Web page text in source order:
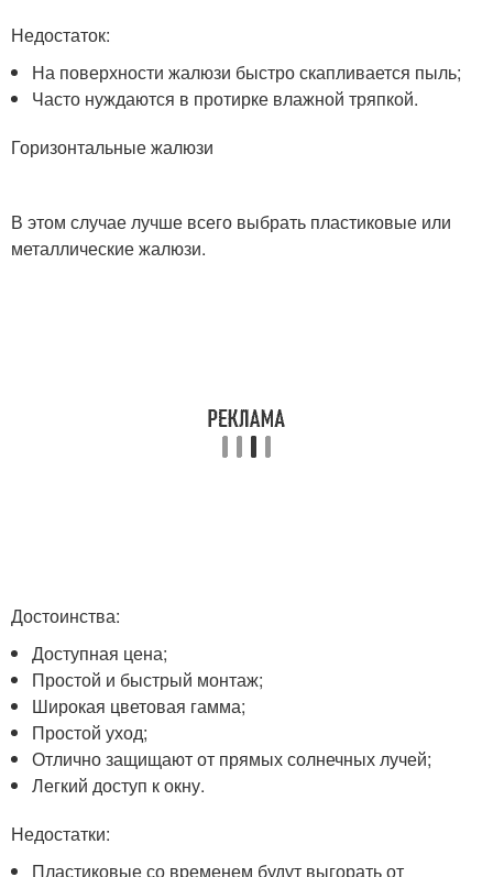
Недостаток:
На поверхности жалюзи быстро скапливается пыль;
Часто нуждаются в протирке влажной тряпкой.
Горизонтальные жалюзи
В этом случае лучше всего выбрать пластиковые или
металлические жалюзи.
Достоинства:
Доступная цена;
Простой и быстрый монтаж;
Широкая цветовая гамма;
Простой уход;
Отлично защищают от прямых солнечных лучей;
Легкий доступ к окну.
Недостатки:
Пластиковые со временем будут выгорать от